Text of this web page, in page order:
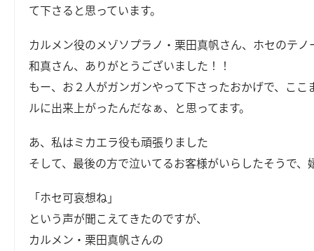
て下さると思っています。
カルメン役のメゾソプラノ・栗田真帆さん、ホセのテノ
和真さん、ありがとうございました！！
もー、お２人がガンガンやって下さったおかげで、ここ
ルに出来上がったんだなぁ、と思ってます。
あ、私はミカエラ役も頑張りました
そして、最後の方で泣いてるお客様がいらしたそうで、
「ホセ可哀想ね」
という声が聞こえてきたのですが、
カルメン・栗田真帆さんの